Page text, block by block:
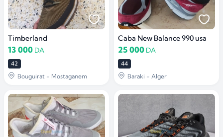
Timberland
13 000 DA
42
Bouguirat - Mostaganem
Caba New Balance 990 usa
25 000 DA
44
Baraki - Alger